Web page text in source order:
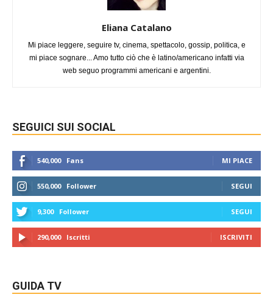
Eliana Catalano
Mi piace leggere, seguire tv, cinema, spettacolo, gossip, politica, e
mi piace sognare... Amo tutto ciò che è latino/americano infatti via
web seguo programmi americani e argentini.
SEGUICI SUI SOCIAL
540,000 Fans MI PIACE
550,000 Follower SEGUI
9,300 Follower SEGUI
290,000 Iscritti ISCRIVITI
GUIDA TV